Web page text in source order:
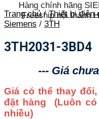
Hàng chính hãng
Freeship nội thành
Trang chủ / Thiết bị điện
Siemens / 3TH
3TH2031-3BD4
--- Giá
Giá có thể thay
đặt hàng (Luôn
nhiều)